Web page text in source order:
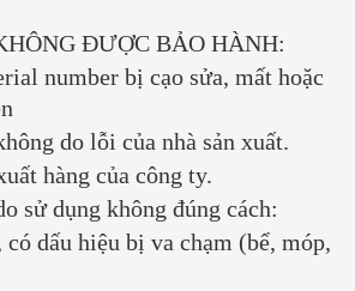
ĐƯỢC BẢO HÀNH:
number bị cạo sửa, mất hoặc
do lỗi của nhà sản xuất.
hàng của công ty.
sử dụng không đúng cách:
dấu hiệu bị va chạm (bể, móp,